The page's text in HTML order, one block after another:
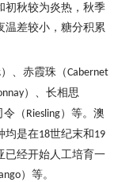
初秋较为炎热，秋季
温差较小，糖分积累
）、赤霞珠（Cabernet
）、长相思
令（ Riesling）等。澳
均是在18世纪末和 19
已经开始人工培育一
）等。